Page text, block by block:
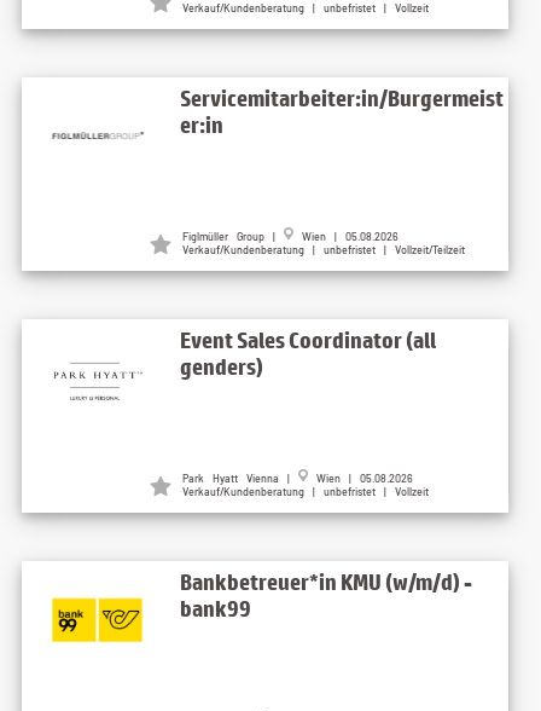
Verkauf/Kundenberatung | unbefristet | Vollzeit
Servicemitarbeiter:in/Burgermeist
er:in
Figlmüller Group |
Wien | 05.08.2026
Verkauf/Kundenberatung | unbefristet | Vollzeit/Teilzeit
Event Sales Coordinator (all
genders)
Park Hyatt Vienna |
Wien | 05.08.2026
Verkauf/Kundenberatung | unbefristet | Vollzeit
Bankbetreuer*in KMU (w/m/d) -
bank99